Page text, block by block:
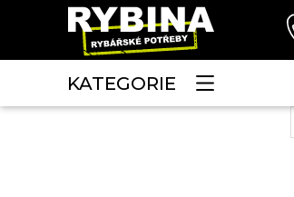
KATEGORIE